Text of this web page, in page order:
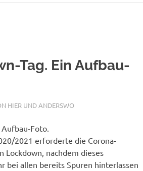
Tag. Ein Aufbau-
HIER UND ANDERSWO
Aufbau-Foto.
2021 erforderte die Corona-
Lockdown, nachdem dieses
bei allen bereits Spuren hinterlassen